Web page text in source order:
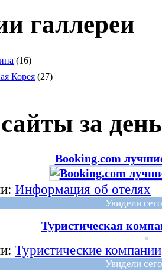
галлереи
(16)
Корея (27)
за день
Booking.com
Информация об отелях
Увидели
Туристическая
Туристические компании
Увидели